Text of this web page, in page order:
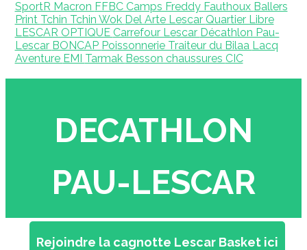
SportR Macron FFBC Camps Freddy Fauthoux Ballers
Print Tchin Tchin Wok Del Arte Lescar Quartier Libre
LESCAR OPTIQUE Carrefour Lescar Décathlon Pau-
Lescar BONCAP Poissonnerie Traiteur du Bilaa Lacq
Aventure EMI Tarmak Besson chaussures CIC
DECATHLON
PAU-LESCAR
Rejoindre la cagnotte Lescar Basket ici